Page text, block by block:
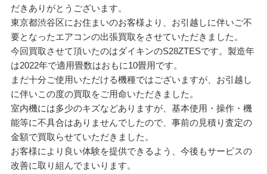
だきありがとうございます。
東京都渋谷区にお住まいのお客様より、お引越しに伴いご不
要となったエアコンの出張買取をさせていただきました。
今回買取させて頂いたのはダイキンのS28ZTESです。製造年
は2022年で適用畳数はおもに10畳用です。
まだ十分ご使用いただける機種ではございますが、お引越し
に伴いこの度の買取をご用命いただきました。
室内機には多少のキズなどありますが、基本使用・操作・機
能等に不具合はありませんでしたので、事前の見積り査定の
金額で買取らせていただきました。
お客様により良い体験を提供できるよう、今後もサービスの
改善に取り組んでまいります。